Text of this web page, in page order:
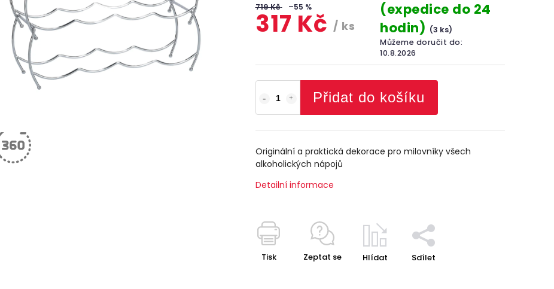
719 Kč –55 %
317 Kč / ks
(expedice do 24
hodin) (3 ks)
Můžeme doručit do:
10.8.2026
Přidat do košíku
Originální a praktická dekorace pro milovníky všech
alkoholických nápojů
Detailní informace
Tisk Zeptat se Hlídat Sdílet